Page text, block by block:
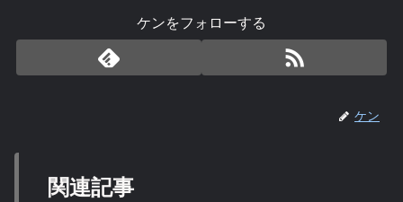
ケンをフォローする
ケン
関連記事